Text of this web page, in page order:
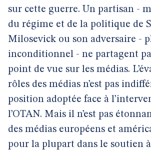
sur cette guerre. Un partisan -
du régime et de la politique de
Milosevick ou son adversaire -
inconditionnel - ne partagent
point de vue sur les médias.
rôles des médias n’est pas
position adoptée face à
l’OTAN. Mais il n’est pas
des médias européens et
pour la plupart dans le soutien